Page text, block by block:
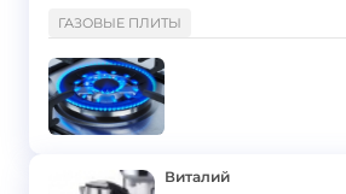
ГАЗОВЫЕ ПЛИТЫ
Виталий